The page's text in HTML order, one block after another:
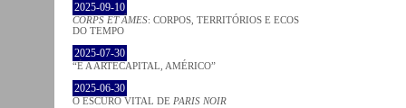
2025-09-10
CORPS ET ÂMES: CORPOS, TERRITÓRIOS E ECOS
DO TEMPO
2025-07-30
“É A ARTECAPITAL, AMÉRICO”
2025-06-30
O ESCURO VITAL DE PARIS NOIR